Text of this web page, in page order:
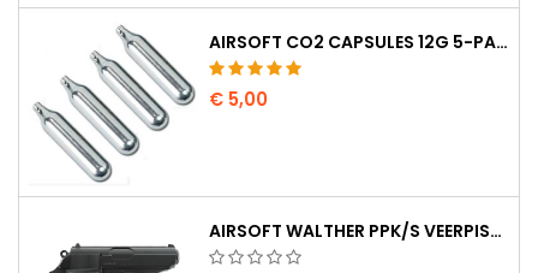
AIRSOFT CO2 CAPSULES 12G 5-PAK - GEMAAKT IN HONGARIJE, EU, PREMIUM KWALITEIT
€ 5,00
AIRSOFT WALTHER PPK/S VEERPISTOOL